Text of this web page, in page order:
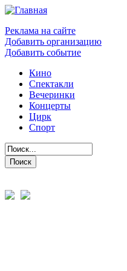
Реклама на сайте
Добавить организацию
Добавить событие
Кино
Спектакли
Вечеринки
Концерты
Цирк
Спорт